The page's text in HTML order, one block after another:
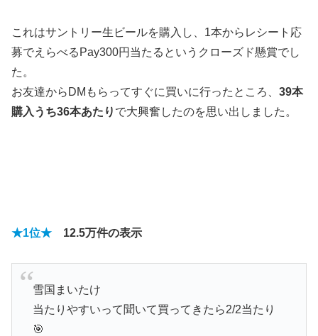
これはサントリー生ビールを購入し、1本からレシート応
募でえらべるPay300円当たるというクローズド懸賞でし
た。
お友達からDMもらってすぐに買いに行ったところ、 39本
購入うち36本あたり で大興奮したのを思い出しました。
★1位★ 12.5万件の表示
雪国まいたけ
当たりやすいって聞いて買ってきたら2/2当たり
🎯